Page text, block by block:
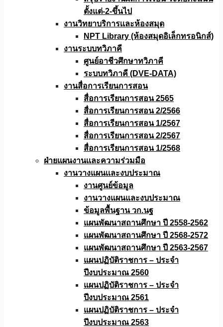
ตั้งแต่-2-ขึ้นไป
งานวิทยาบริการเเละห้องสมุด
NPT Library (ห้องสมุดอิเล็กทรอนิกส์)
งานระบบทวิภาคี
ศูนย์อาชีวศึกษาทวิภาคี
ระบบทวิภาคี (DVE-DATA)
งานสื่อการเรียนการสอน
สื่อการเรียนการสอน 2565
สื่อการเรียนการสอน 2/2566
สื่อการเรียนการสอน 1/2567
สื่อการเรียนการสอน 2/2567
สื่อการเรียนการสอน 1/2568
ฝ่ายแผนงานเเละความร่วมมือ
งานวางแผนเเละงบประมาณ
งานศูนย์ข้อมูล
งานวางแผนและงบประมาณ
ข้อมูลพื้นฐาน วก.นฐ
แผนพัฒนาสถานศึกษา ปี 2558-2562
แผนพัฒนาสถานศึกษา ปี 2568-2572
แผนพัฒนาสถานศึกษา ปี 2563-2567
แผนปฏิบัติราชการ – ประจำ
ปีงบประมาณ 2560
แผนปฏิบัติราชการ – ประจำ
ปีงบประมาณ 2561
แผนปฏิบัติราชการ – ประจำ
ปีงบประมาณ 2563